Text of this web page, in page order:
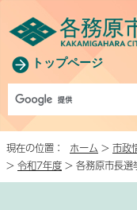
トップページ
現在の位置： ホーム > 市政
> 令和7年度 > 各務原市長選